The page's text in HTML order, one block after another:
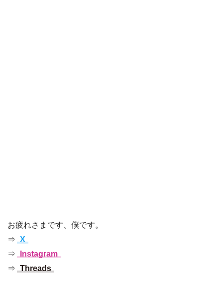
お疲れさまです、僕です。
⇒ X
⇒
Instagram
⇒ Threads